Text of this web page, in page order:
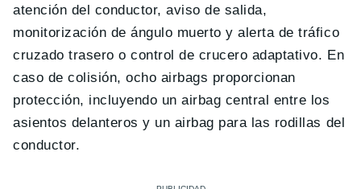
atención del conductor, aviso de salida,
monitorización de ángulo muerto y alerta de tráfico
cruzado trasero o control de crucero adaptativo. En
caso de colisión, ocho airbags proporcionan
protección, incluyendo un airbag central entre los
asientos delanteros y un airbag para las rodillas del
conductor.